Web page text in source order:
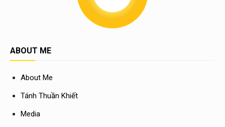
ABOUT ME
About Me
Tánh Thuần Khiết
Media